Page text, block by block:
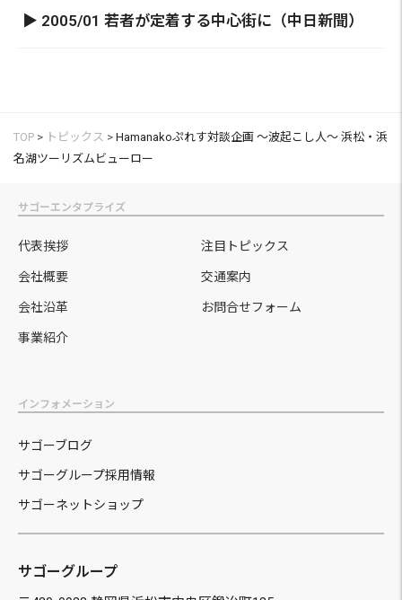
▶ 2005/01 若者が定着する中心街に（中日新聞）
TOP > トピックス > Hamanakoぷれす対談企画 ～波起こし人～ 浜松・浜
名湖ツーリズムビューロー
サゴーエンタプライズ
代表挨拶 注目トピックス
会社概要 交通案内
会社沿革 お問合せフォーム
事業紹介
インフォメーション
サゴーブログ
サゴーグループ採用情報
サゴーネットショップ
サゴーグループ